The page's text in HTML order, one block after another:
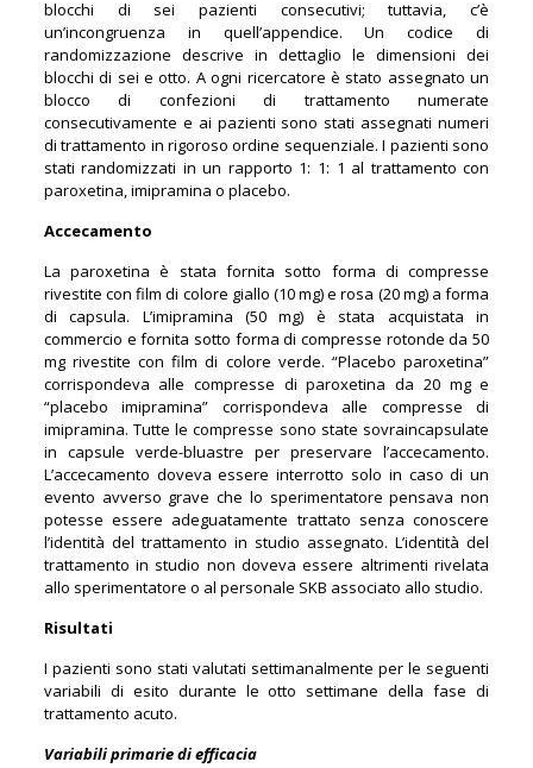
blocchi di sei pazienti consecutivi; tuttavia, c’è
un’incongruenza in quell’appendice. Un codice di
randomizzazione descrive in dettaglio le dimensioni dei
blocchi di sei e otto. A ogni ricercatore è stato assegnato un
blocco di confezioni di trattamento numerate
consecutivamente e ai pazienti sono stati assegnati numeri
di trattamento in rigoroso ordine sequenziale. I pazienti sono
stati randomizzati in un rapporto 1: 1: 1 al trattamento con
paroxetina, imipramina o placebo.
Accecamento
La paroxetina è stata fornita sotto forma di compresse
rivestite con film di colore giallo (10 mg) e rosa (20 mg) a forma
di capsula. L’imipramina (50 mg) è stata acquistata in
commercio e fornita sotto forma di compresse rotonde da 50
mg rivestite con film di colore verde. “Placebo paroxetina”
corrispondeva alle compresse di paroxetina da 20 mg e
“placebo imipramina” corrispondeva alle compresse di
imipramina. Tutte le compresse sono state sovraincapsulate
in capsule verde-bluastre per preservare l’accecamento.
L’accecamento doveva essere interrotto solo in caso di un
evento avverso grave che lo sperimentatore pensava non
potesse essere adeguatamente trattato senza conoscere
l’identità del trattamento in studio assegnato. L’identità del
trattamento in studio non doveva essere altrimenti rivelata
allo sperimentatore o al personale SKB associato allo studio.
Risultati
I pazienti sono stati valutati settimanalmente per le seguenti
variabili di esito durante le otto settimane della fase di
trattamento acuto.
Variabili primarie di efficacia